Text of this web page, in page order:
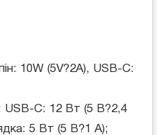
10W (5V?2A), USB-C:
USB-C: 12 Вт (5 В?2,4
5 Вт (5 В?1 A);